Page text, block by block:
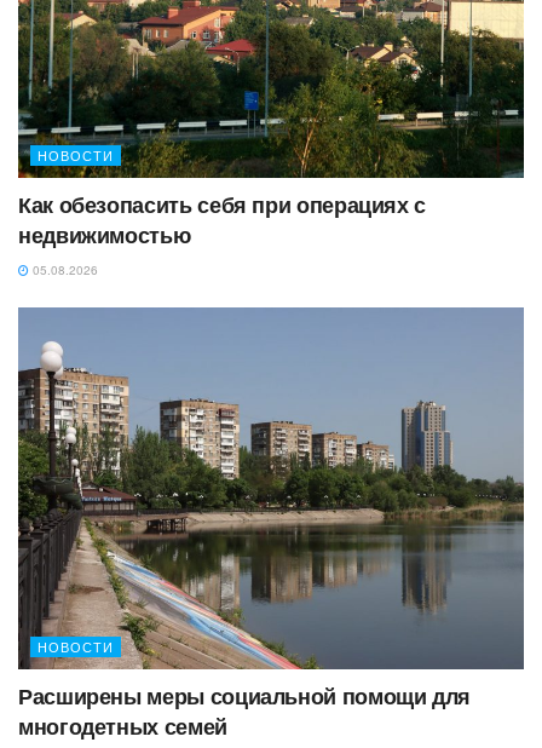
НОВОСТИ
Как обезопасить себя при операциях с
недвижимостью
05.08.2026
НОВОСТИ
Расширены меры социальной помощи для
многодетных семей